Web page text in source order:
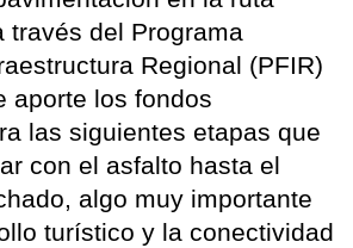
través del Programa
Regional (PFIR)
aporte los fondos
las siguientes etapas que
con el asfalto hasta el
algo muy importante
turístico y la conectividad